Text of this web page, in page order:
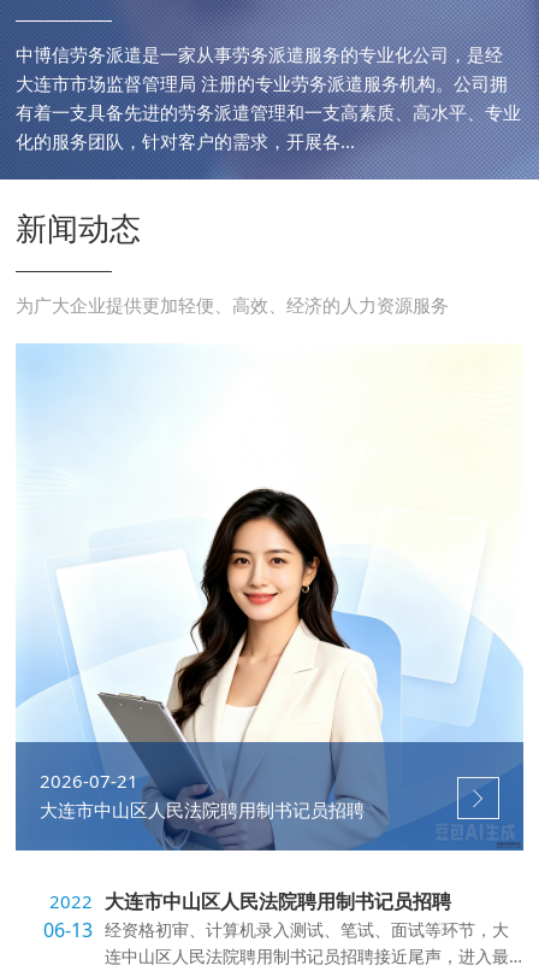
中博信劳务派遣是一家从事劳务派遣服务的专业化公司，是经
大连市市场监督管理局 注册的专业劳务派遣服务机构。公司拥
有着一支具备先进的劳务派遣管理和一支高素质、高水平、专业
化的服务团队，针对客户的需求，开展各...
新闻动态
为广大企业提供更加轻便、高效、经济的人力资源服务
2026-07-21
大连市中山区人民法院聘用制书记员招聘
2022
06-13
大连市中山区人民法院聘用制书记员招聘
经资格初审、计算机录入测试、笔试、面试等环节，大
连中山区人民法院聘用制书记员招聘接近尾声，进入最